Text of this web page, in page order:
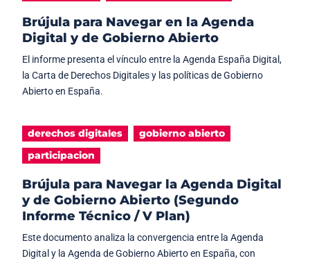
Brújula para Navegar en la Agenda
Digital y de Gobierno Abierto
El informe presenta el vínculo entre la Agenda España Digital,
la Carta de Derechos Digitales y las políticas de Gobierno
Abierto en España.
derechos digitales
gobierno abierto
participacion
Brújula para Navegar la Agenda Digital
y de Gobierno Abierto (Segundo
Informe Técnico / V Plan)
Este documento analiza la convergencia entre la Agenda
Digital y la Agenda de Gobierno Abierto en España, con